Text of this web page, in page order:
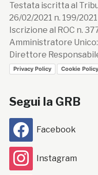
Testata iscritta al
26/02/2021 n. 199/2021
Iscrizione al ROC n.
Amministratore
Direttore
Privacy Policy Cookie Policy
Segui la GRB
Facebook
Instagram